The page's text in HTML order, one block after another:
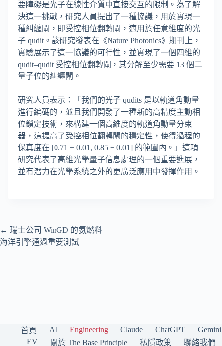
要障礙是光子在線性介質中直接交互的限制。為了解
決這一挑戰，研究人員提出了一種協議，用於實現一
種糾纏閘，即受控相位翻轉閘，適用於任意維度的光
子 qudit。該研究發表在《Nature Photonics》期刊上，
實驗展示了這一協議的可行性，並實現了一個四維的
qudit–qudit 受控相位翻轉閘，其分解至少需要 13 個二
量子位的糾纏閘。
研究人員表示：「我們的光子 qudits 是以軌道角動量
進行編碼的，並且我們開發了一種新的高精度主動相
位鎖定技術，來構建一個高維度的軌道角動量分束
器，這提高了受控相位翻轉閘的穩定性，使得過程的
保真度在 [0.71 ± 0.01, 0.85 ± 0.01] 的範圍內。」這項
研究代表了高維光學量子信息處理的一個重要進展，
並有潛力在光學系統之外的更廣泛應用中發揮作用。
← 瑞士公司 WinGD 的氨燃料
海洋引擎通過重要測試
首頁 AI Engineering Claude ChatGPT
Gemini
EV
關於 The Base Principle 私隱政策 聯絡我們